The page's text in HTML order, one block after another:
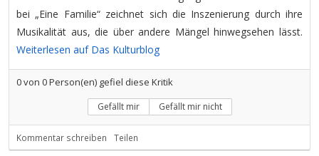
bei „Eine Familie“ zeichnet sich die Inszenierung durch ihre
Musikalität aus, die über andere Mängel hinwegsehen lässt.
Weiterlesen auf Das Kulturblog
0von 0Person(en) gefiel diese Kritik
Gefällt mir Gefällt mir nicht
Kommentar schreiben Teilen